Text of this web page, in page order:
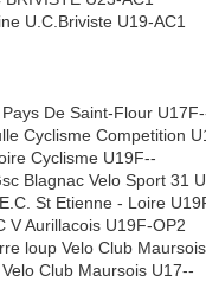
U.C.Briviste U19-AC1
De Saint-Flour
Cyclisme Competition
Cyclisme U19F--
Blagnac Velo Sport 31
St Etienne - Loire
V Aurillacois U19F-OP2
loup Velo Club
Club Maursois U17--